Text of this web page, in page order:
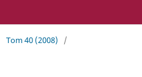
Tom 40 (2008)
/